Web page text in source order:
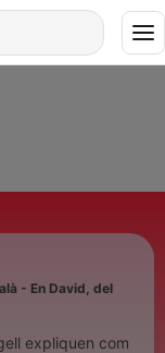
- En David, del
expliquen com